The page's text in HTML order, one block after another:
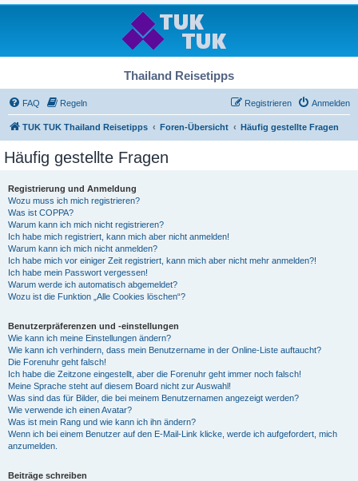
Thailand Reisetipps
FAQ Regeln Anmelden
Registrieren
TUK TUK Thailand Reisetipps Foren-Übersicht Häufig gestellte Fragen
Häufig gestellte Fragen
Registrierung und Anmeldung
Wozu muss ich mich registrieren?
Was ist COPPA?
Warum kann ich mich nicht registrieren?
Ich habe mich registriert, kann mich aber nicht anmelden!
Warum kann ich mich nicht anmelden?
Ich habe mich vor einiger Zeit registriert, kann mich aber nicht mehr anmelden?!
Ich habe mein Passwort vergessen!
Warum werde ich automatisch abgemeldet?
Wozu ist die Funktion „Alle Cookies löschen“?
Benutzerpräferenzen und -einstellungen
Wie kann ich meine Einstellungen ändern?
Wie kann ich verhindern, dass mein Benutzername in der Online-Liste auftaucht?
Die Forenuhr geht falsch!
Ich habe die Zeitzone eingestellt, aber die Forenuhr geht immer noch falsch!
Meine Sprache steht auf diesem Board nicht zur Auswahl!
Was sind das für Bilder, die bei meinem Benutzernamen angezeigt werden?
Wie verwende ich einen Avatar?
Was ist mein Rang und wie kann ich ihn ändern?
Wenn ich bei einem Benutzer auf den E-Mail-Link klicke, werde ich aufgefordert, mich
anzumelden.
Beiträge schreiben